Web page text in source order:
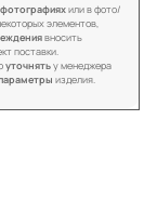
или в фото/
элементов,
вносить
поставки.
уточнятьу менеджера
изделия.